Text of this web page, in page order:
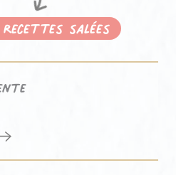
salées